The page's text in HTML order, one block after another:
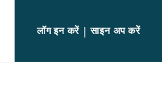
लॉग इन करें|साइन अप करें